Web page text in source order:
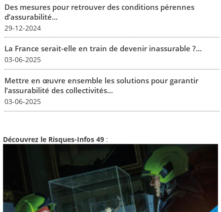
Des mesures pour retrouver des conditions pérennes
d’assurabilité...
29-12-2024
La France serait-elle en train de devenir inassurable ?...
03-06-2025
Mettre en œuvre ensemble les solutions pour garantir
l’assurabilité des collectivités...
03-06-2025
Découvrez le Risques-Infos 49 :